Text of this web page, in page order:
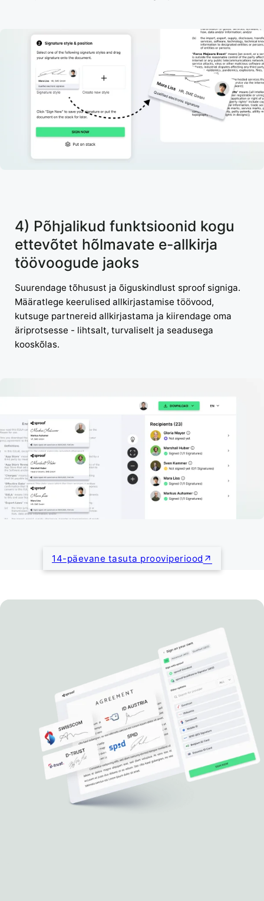
4) Põhjalikud funktsioonid kogu
ettevõtet hõlmavate e-allkirja
töövoogude jaoks
Suurendage tõhusust ja õiguskindlust sproof signiga.
Määratlege keerulised allkirjastamise töövood,
kutsuge partnereid allkirjastama ja kiirendage oma
äriprotsesse - lihtsalt, turvaliselt ja seadusega
kooskõlas.
14-päevane tasuta prooviperiood